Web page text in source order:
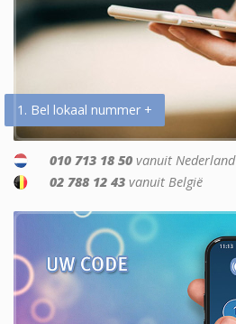
1. Bel lokaal nummer +
010 713 18 50 vanuit Nederland
02 788 12 43 vanuit België